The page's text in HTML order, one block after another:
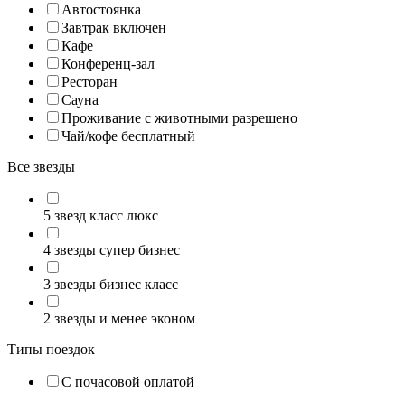
Автостоянка
Завтрак включен
Кафе
Конференц-зал
Ресторан
Сауна
Проживание с животными разрешено
Чай/кофе бесплатный
Все звезды
5 звезд класс люкс
4 звезды супер бизнес
3 звезды бизнес класс
2 звезды и менее эконом
Типы поездок
С почасовой оплатой